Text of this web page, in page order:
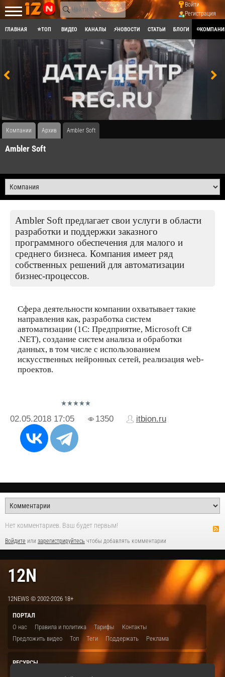
Войти
Регистрация
ГЛАВНАЯ ⭐ТОП ВИДЕО КАНАЛЫ ⚡НОВОСТИ СТАТЬИ БЛОГИ
Компании Архив Ambler Soft
Ambler Soft
Ambler Soft предлагает свои услуги в области
разработки и поддержки заказного
программного обеспечения для малого и
среднего бизнеса. Компания имеет ряд
собственных решений для автоматизации
бизнес-процессов.
Сфера деятельности компании охватывает такие
направления как, разработка систем
автоматизации (1С: Предприятие, Microsoft C#
.NET), создание систем анализа и обработки
данных, в том числе с использованием
искусственных нейронных сетей, реализация web-
проектов.
02.05.2018 17:05 1350 itbion.ru
Нет комментариев. Ваш будет первым!
Войдите или зарегистрируйтесь чтобы добавлять комментарии
12N
12NEWS © 2002-2026 18+
ПОРТАЛ
О нас
Правила и политика Тарифы
Контакты
Предложить видео
Топ Теги Поддержать Реклама
РЕСУРСЫ